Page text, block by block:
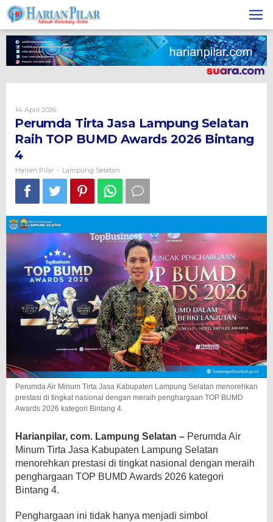
Skip
to
content
14 April 2026Oleh
Harian
Pilar
Perumda Tirta Jasa Lampung Selatan
Raih TOP BUMD Awards 2026 Bintang
4
Harian Pilar - Lampung Selatan
Perumda Air Minum Tirta Jasa Kabupaten Lampung Selatan menorehkan
prestasi di tingkat nasional dengan meraih penghargaan TOP BUMD
Awards 2026 kategori Bintang 4.
Harianpilar, com. Lampung Selatan – Perumda Air
Minum Tirta Jasa Kabupaten Lampung Selatan
menorehkan prestasi di tingkat nasional dengan meraih
penghargaan TOP BUMD Awards 2026 kategori
Bintang 4.
Penghargaan ini tidak hanya menjadi simbol